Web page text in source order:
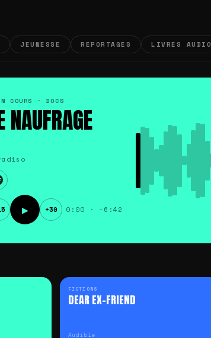
JEUNESSE REPORTAGES LIVRES AUDIO
COURS · DOCS
NAUFRAGE
▶ +30 0:00 · −6:42
FICTIONS
DEAR EX-FRIEND
Audible